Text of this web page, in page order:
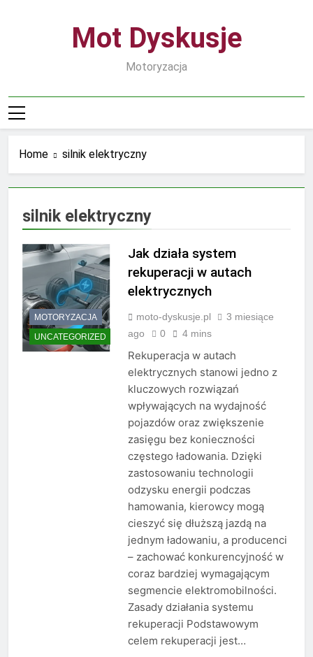
Mot Dyskusje
Motoryzacja
Home silnik elektryczny
silnik elektryczny
MOTORYZACJA
UNCATEGORIZED
Jak działa system
rekuperacji w autach
elektrycznych
moto-dyskusje.pl
3 miesiące
ago
0 4 mins
Rekuperacja w autach
elektrycznych stanowi jedno z
kluczowych rozwiązań
wpływających na wydajność
pojazdów oraz zwiększenie
zasięgu bez konieczności
częstego ładowania. Dzięki
zastosowaniu technologii
odzysku energii podczas
hamowania, kierowcy mogą
cieszyć się dłuższą jazdą na
jednym ładowaniu, a producenci
– zachować konkurencyjność w
coraz bardziej wymagającym
segmencie elektromobilności.
Zasady działania systemu
rekuperacji Podstawowym
celem rekuperacji jest…